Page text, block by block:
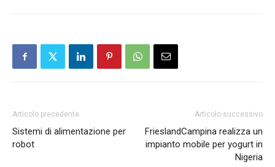
Articolo precedente
Sistemi di alimentazione per
robot
Articolo successivo
FrieslandCampina realizza un
impianto mobile per yogurt in
Nigeria